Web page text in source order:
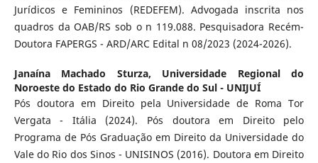
Jurídicos e Femininos (REDEFEM). Advogada inscrita nos
quadros da OAB/RS sob o n 119.088. Pesquisadora Recém-
Doutora FAPERGS - ARD/ARC Edital n 08/2023 (2024-2026).
Janaína Machado Sturza, Universidade Regional do
Noroeste do Estado do Rio Grande do Sul - UNIJUÍ
Pós doutora em Direito pela Universidade de Roma Tor
Vergata - Itália (2024). Pós doutora em Direito pelo
Programa de Pós Graduação em Direito da Universidade do
Vale do Rio dos Sinos - UNISINOS (2016). Doutora em Direito